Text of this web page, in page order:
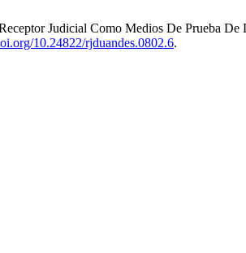
Judicial Como Medios De Prueba
10.24822/rjduandes.0802.6.